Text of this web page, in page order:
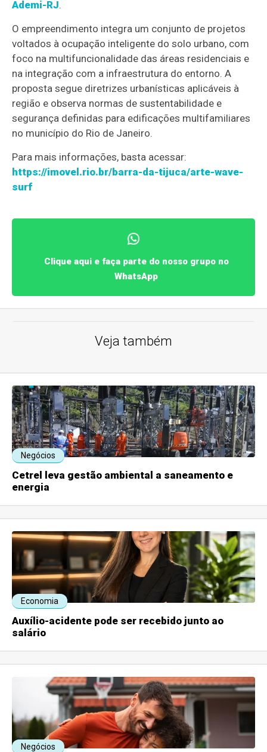
Ademi-RJ.
O empreendimento integra um conjunto de projetos
voltados à ocupação inteligente do solo urbano, com
foco na multifuncionalidade das áreas residenciais e
na integração com a infraestrutura do entorno. A
proposta segue diretrizes urbanísticas aplicáveis à
região e observa normas de sustentabilidade e
segurança definidas para edificações multifamiliares
no município do Rio de Janeiro.
Para mais informações, basta acessar:
https://imovel.rio.br/barra-da-tijuca/arte-wave-
surf
Clique aqui e faça parte do nosso grupo no
WhatsApp
Veja também
Negócios
Cetrel leva gestão ambiental a saneamento e
energia
Economia
Auxílio-acidente pode ser recebido junto ao
salário
Negócios